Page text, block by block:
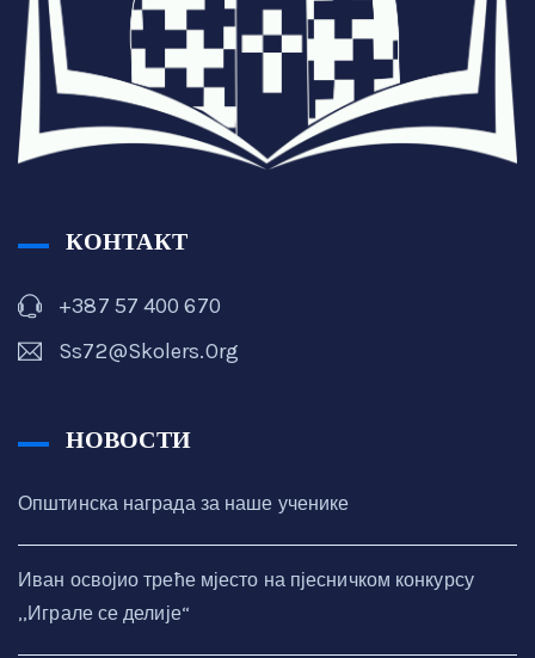
КОНТАКТ
+387 57 400 670
Ss72@skolers.org
НОВОСТИ
Општинска награда за наше ученике
Иван освојио треће мјесто на пјесничком конкурсу
,,Играле се делије“